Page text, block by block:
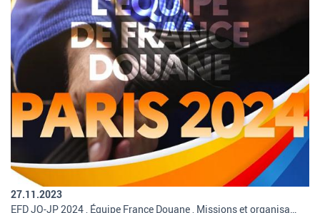
27.11.2023